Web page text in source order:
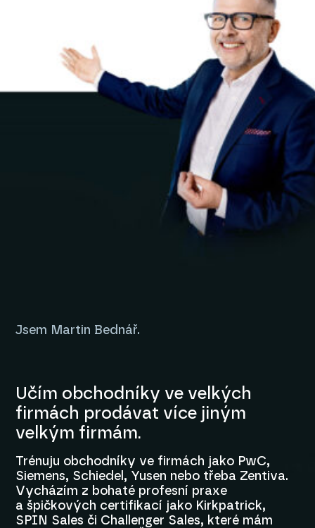
Jsem Martin Bednář.
Učím obchodníky ve velkých
firmách prodávat více jiným
velkým firmám.
Trénuju obchodníky ve firmách jako PwC,
Siemens, Schiedel, Yusen nebo třeba Zentiva.
Vycházím z bohaté profesní praxe
a špičkových certifikací jako Kirkpatrick,
SPIN Sales či Challenger Sales, které mám